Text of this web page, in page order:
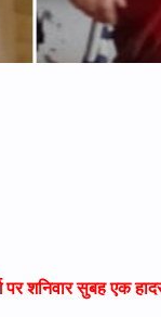
शनिवार सुबह एक